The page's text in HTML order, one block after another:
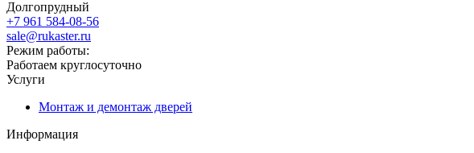
Долгопрудный
+7 961 584-08-56
sale@rukaster.ru
Режим работы:
Работаем круглосуточно
Услуги
Монтаж и демонтаж дверей
Информация